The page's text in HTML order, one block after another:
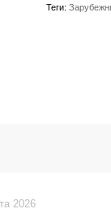
Теги:
2026